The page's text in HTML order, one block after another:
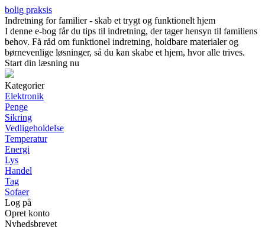
bolig praksis
Indretning for familier - skab et trygt og funktionelt hjem
I denne e-bog får du tips til indretning, der tager hensyn til familiens
behov. Få råd om funktionel indretning, holdbare materialer og
børnevenlige løsninger, så du kan skabe et hjem, hvor alle trives.
Start din læsning nu
Kategorier
Elektronik
Penge
Sikring
Vedligeholdelse
Temperatur
Energi
Lys
Handel
Tag
Sofaer
Log på
Opret konto
Nyhedsbrevet